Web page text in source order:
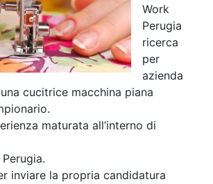
Work
Perugia
ricerca
per
azienda
cucitrice macchina piana
maturata all’interno di
inviare la propria candidatura